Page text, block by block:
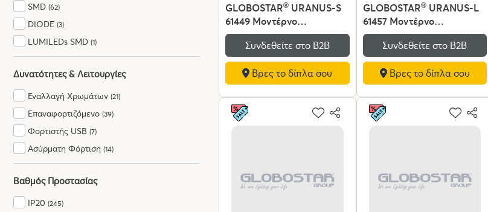
SMD (62)
DIODE (3)
LUMILEDs SMD (1)
Δυνατότητες & Λειτουργίες
Εναλλαγή Χρωμάτων (21)
Επαναφορτιζόμενο (39)
Φορτιστής USB (7)
Ασύρματη Φόρτιση (14)
Βαθμός Προστασίας
IP20 (245)
GLOBOSTAR® URANUS-S
61449 Μοντέρνο
Επιτραπέζιο Φωτιστικό
Πορτατίφ με Ντουί 2 x E27
AC 220-240V IP20 - Μαύρο
- Μ25 x Π25 x Υ39cm
Συνδεθείτε στο Β2Β
Βρες το δίπλα σου
GLOBOSTAR®URANUS-L
61457 Μοντέρνο
Επιτραπέζιο Φωτιστικό
Πορτατίφ με Ντουί 2 x E27
AC 220-240V IP20 - Μαύρο
- Μ50 x Π50 x Υ77cm
Συνδεθείτε στο Β2Β
Βρες το δίπλα σου